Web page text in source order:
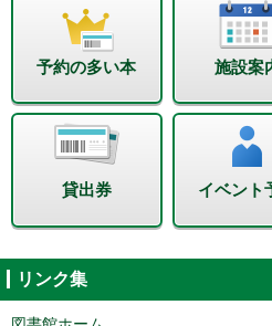
予約の多い本 施設案
貸出券 イベント
リンク集